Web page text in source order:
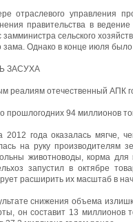
отраслевого управления
правительства в
замминистра сельского
зама. Однако в конце июля
ЗАСУХА
реалиям отечественный АПК
прошлогодних 94 миллионов
2012 года оказалась мягче,
на руку производителям
животноводы, корма
запустил в октябре
расширить их масштаб в
снижения объема
он составит 13 миллионов